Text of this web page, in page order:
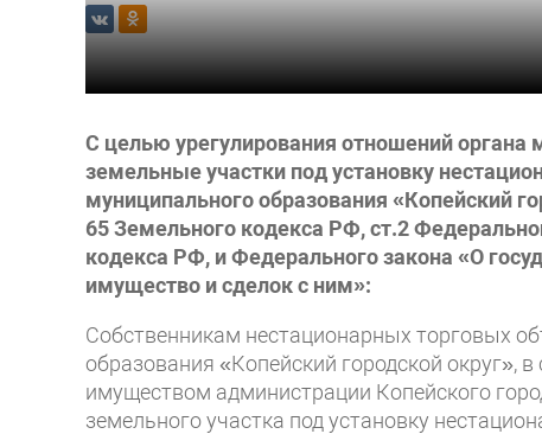
С целью урегулирования отношений
земельные участки под установку
муниципального образования «Копейский
65 Земельного кодекса РФ, ст.2
кодекса РФ, и Федерального закона «О
имущество и сделок с ним»:
Собственникам нестационарных торговых
образования «Копейский городской округ»,
имуществом администрации Копейского
земельного участка под установку